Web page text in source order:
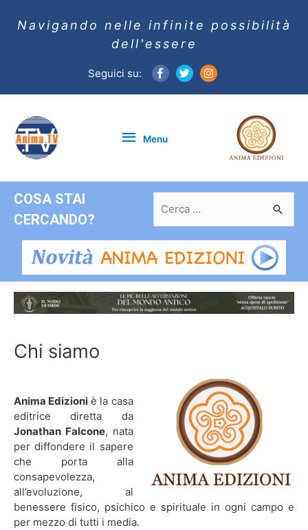
Navigando nelle infinite possibilità
dell'essere
Seguici su:
Menu
COSA STAI
CERCANDO?
per:
Chi siamo
Anima Edizioni è la casa
editrice diretta da
Jonathan Falcone, nata
per diffondere il sapere
che porta alla
consapevolezza,
all’evoluzione, al
benessere fisico, psichico e spirituale in ogni campo e
per mezzo di tutti i media.